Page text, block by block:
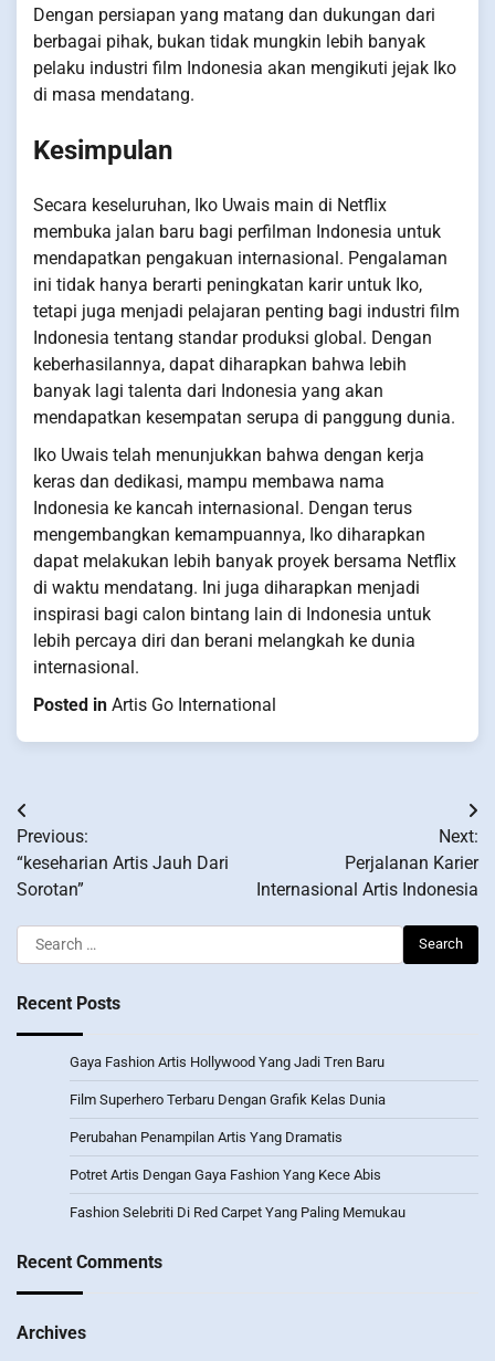
Dengan persiapan yang matang dan dukungan dari
berbagai pihak, bukan tidak mungkin lebih banyak
pelaku industri film Indonesia akan mengikuti jejak Iko
di masa mendatang.
Kesimpulan
Secara keseluruhan, Iko Uwais main di Netflix
membuka jalan baru bagi perfilman Indonesia untuk
mendapatkan pengakuan internasional. Pengalaman
ini tidak hanya berarti peningkatan karir untuk Iko,
tetapi juga menjadi pelajaran penting bagi industri film
Indonesia tentang standar produksi global. Dengan
keberhasilannya, dapat diharapkan bahwa lebih
banyak lagi talenta dari Indonesia yang akan
mendapatkan kesempatan serupa di panggung dunia.
Iko Uwais telah menunjukkan bahwa dengan kerja
keras dan dedikasi, mampu membawa nama
Indonesia ke kancah internasional. Dengan terus
mengembangkan kemampuannya, Iko diharapkan
dapat melakukan lebih banyak proyek bersama Netflix
di waktu mendatang. Ini juga diharapkan menjadi
inspirasi bagi calon bintang lain di Indonesia untuk
lebih percaya diri dan berani melangkah ke dunia
internasional.
Posted in Artis Go International
Post
navigation
Previous:
“keseharian Artis Jauh Dari
Sorotan”
Next:
Perjalanan Karier
Internasional Artis Indonesia
Search
for:
Recent Posts
Gaya Fashion Artis Hollywood Yang Jadi Tren Baru
Film Superhero Terbaru Dengan Grafik Kelas Dunia
Perubahan Penampilan Artis Yang Dramatis
Potret Artis Dengan Gaya Fashion Yang Kece Abis
Fashion Selebriti Di Red Carpet Yang Paling Memukau
Recent Comments
Archives